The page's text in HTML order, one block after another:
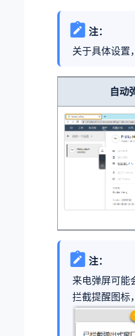
注：
关于具体设置
自动
注：
来电弹屏可能
拦截提醒图标